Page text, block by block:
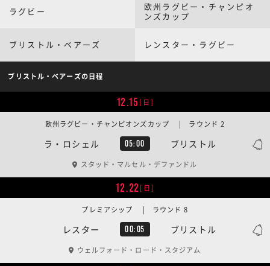
ラグビー
欧州ラグビー・チャンピオ
ンズカップ
ブリストル・ベアーズ レンスター・ラグビー
ブリストル・ベアーズの日程
12.15[日]
ラ・ロシェル 05:00 ブリストル
欧州ラグビー・チャンピオンズカップ | ラウンド 2
スタッド・マルセル・デファンドル
12.22[日]
レスター 00:05 ブリストル
プレミアシップ | ラウンド 8
ウェルフォード・ロード・スタジアム